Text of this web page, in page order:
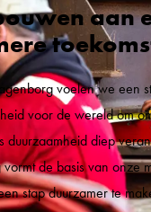
aan
voelen we een
voor de wereld om
duurzaamheid diep
de basis van onze
stap duurzamer te